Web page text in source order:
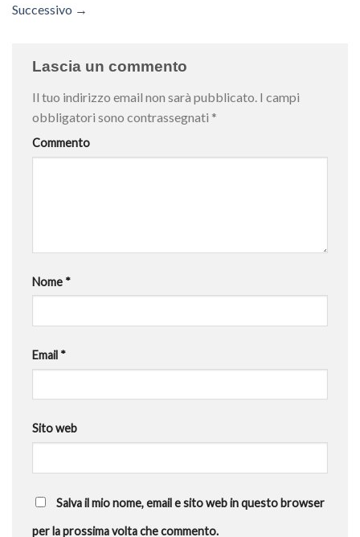
Successivo →
Lascia un commento
Il tuo indirizzo email non sarà pubblicato. I campi
obbligatori sono contrassegnati *
Commento
Nome *
Email *
Sito web
Salva il mio nome, email e sito web in questo browser
per la prossima volta che commento.